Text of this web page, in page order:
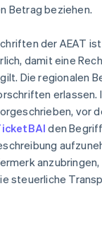
Betrag beziehen.
der AEAT
damit eine
Die regionalen
erlassen.
vor
den Begriff
steuerliche